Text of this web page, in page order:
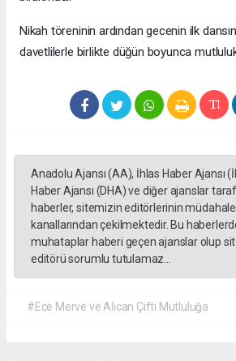
Nikah töreninin ardından gecenin ilk
davetlilerle birlikte düğün boyunca
Anadolu Ajansı (AA), İhlas Haber Ajansı
Haber Ajansı (DHA) ve diğer ajanslar
haberler, sitemizin editörlerinin
kanallarından çekilmektedir. Bu
muhataplar haberi geçen ajanslar olup
editörü sorumlu tutulamaz...
#Ece Merve ve Alican Çifti Mutluluğa